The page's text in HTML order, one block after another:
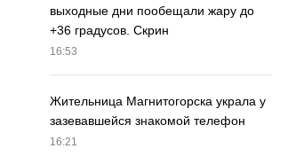
выходные дни пообещали жару до
+36 градусов. Скрин
16:53
Жительница Магнитогорска украла у
зазевавшейся знакомой телефон
16:21